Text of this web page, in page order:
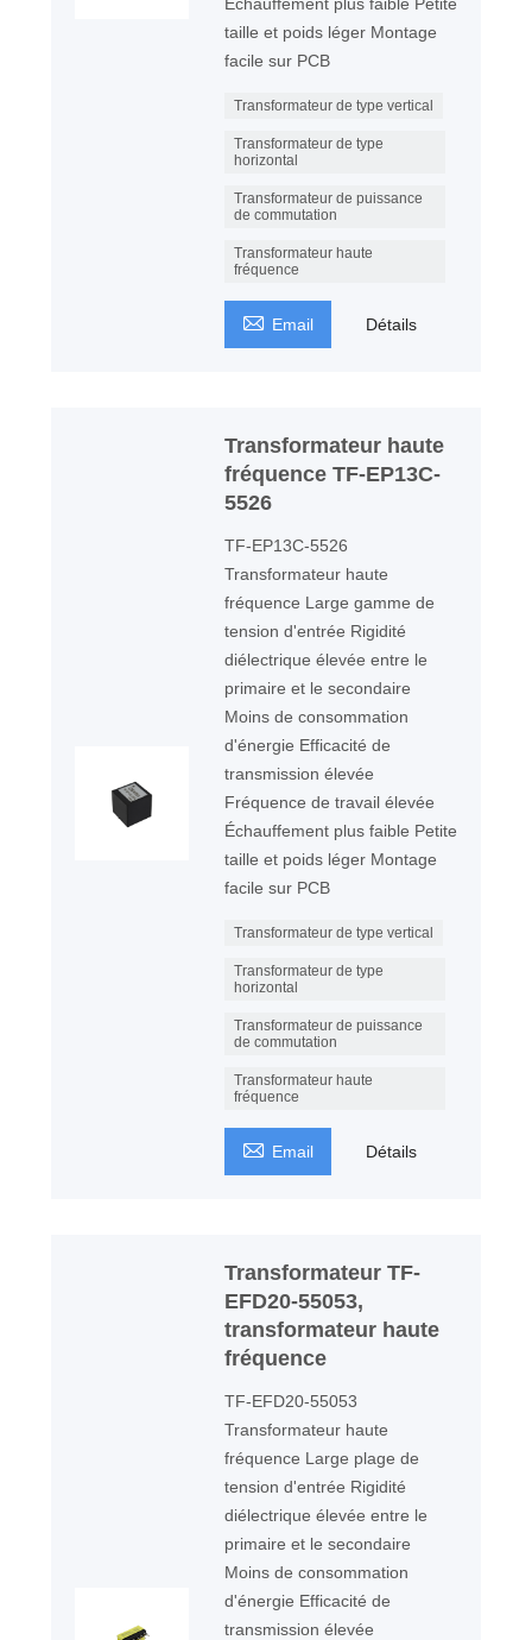
taille et poids léger Montage
facile sur PCB
Transformateur de type vertical
Transformateur de type
horizontal
Transformateur de puissance
de commutation
Transformateur haute
fréquence
 Email Détails
Transformateur haute
fréquence TF-EP13C-
5526
TF-EP13C-5526
Transformateur haute
fréquence Large gamme de
tension d'entrée Rigidité
diélectrique élevée entre le
primaire et le secondaire
Moins de consommation
d'énergie Efficacité de
transmission élevée
Fréquence de travail élevée
Échauffement plus faible Petite
taille et poids léger Montage
facile sur PCB
Transformateur de type vertical
Transformateur de type
horizontal
Transformateur de puissance
de commutation
Transformateur haute
fréquence
 Email Détails
Transformateur TF-
EFD20-55053,
transformateur haute
fréquence
TF-EFD20-55053
Transformateur haute
fréquence Large plage de
tension d'entrée Rigidité
diélectrique élevée entre le
primaire et le secondaire
Moins de consommation
d'énergie Efficacité de
transmission élevée